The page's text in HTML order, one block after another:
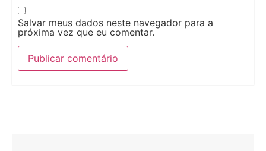
Salvar meus dados neste navegador para a
próxima vez que eu comentar.